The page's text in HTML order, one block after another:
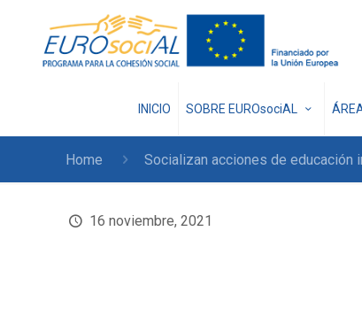
INICIO SOBRE EUROsociAL
Home Socializan acciones de educación
16 noviembre, 2021